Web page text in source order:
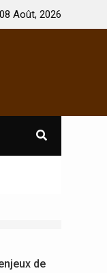
de
touchés ?
08 Août, 2026
de